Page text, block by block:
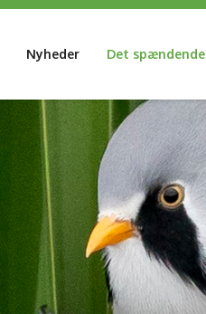
Nyheder Det spændende